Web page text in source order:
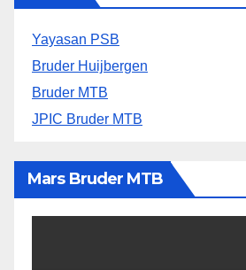
Yayasan PSB
Bruder Huijbergen
Bruder MTB
JPIC Bruder MTB
Mars Bruder MTB